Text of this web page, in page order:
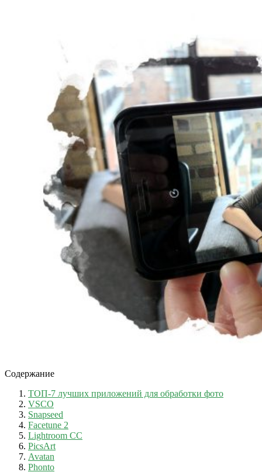
Содержание
ТОП-7 лучших приложений для обработки фото
VSCO
Snapseed
Facetune 2
Lightroom СС
PicsArt
Avatan
Phonto